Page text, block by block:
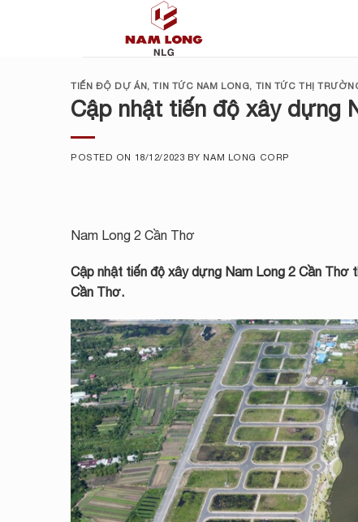
TIẾN ĐỘ DỰ ÁN,TIN TỨC NAM LONG, TIN TỨC THỊ
Cập nhật tiến độ xây dựng
POSTED ON 18/12/2023 BY NAM LONG CORP
Nam Long 2 Cần Thơ
Cập nhật tiến độ xây dựng Nam Long 2 Cần Thơ
Cần Thơ.